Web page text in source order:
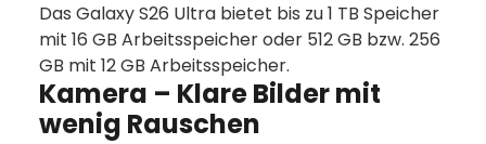
Das Galaxy S26 Ultra bietet bis zu 1 TB Speicher
mit 16 GB Arbeitsspeicher oder 512 GB bzw. 256
GB mit 12 GB Arbeitsspeicher.
Kamera – Klare Bilder mit
wenig Rauschen